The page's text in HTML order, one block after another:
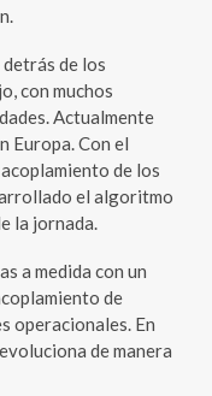
de los
con muchos
Actualmente
Europa. Con el
de los
el algoritmo
la jornada.
a medida con un
de
operacionales. En
de manera